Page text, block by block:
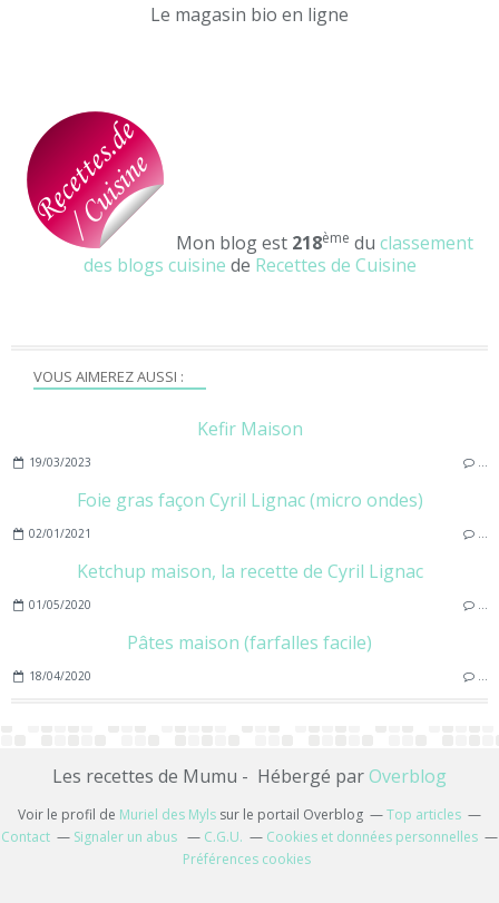
VOUS AIMEREZ AUSSI :
Kefir Maison
19/03/2023
Foie gras façon Cyril Lignac (micro ondes)
02/01/2021
Ketchup maison, la recette de Cyril Lignac
01/05/2020
Pâtes maison (farfalles facile)
18/04/2020
Le magasin bio en ligne
Mon blog est 218ème du classement
des blogs cuisine de Recettes de Cuisine
Les recettes de Mumu - Hébergé parOverblog
Voir le profil de Muriel des Myls sur le portail Overblog
Top articles
Contact
Signaler un abus C.G.U.
Cookies et données personnelles
Préférences cookies